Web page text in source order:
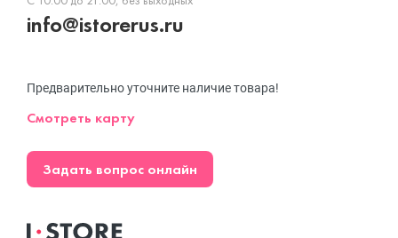
info@istorerus.ru
Предварительно уточните наличие товара!
Смотреть карту
Задать вопрос онлайн